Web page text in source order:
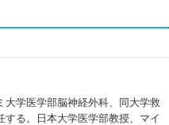
大学医学部脳神経外科、同大学救
る。日本大学医学部教授、マイ